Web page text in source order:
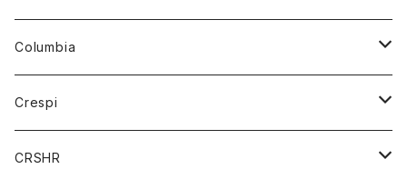
チーフ
カーディガン
ニット
Columbia
アウター
ジャケット
Crespi
ジャケット
CRSHR